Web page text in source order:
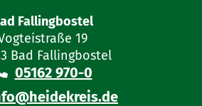
Fallingbostel
19
Bad Fallingbostel
05162 970-0